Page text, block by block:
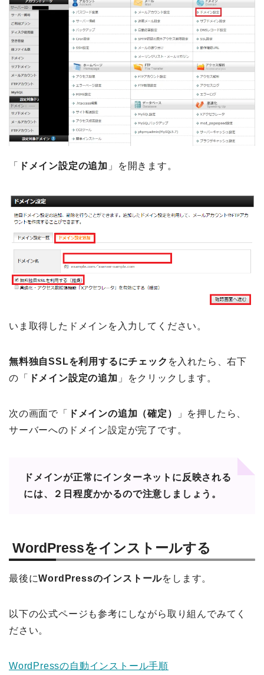
「 ドメイン設定の追加 」を開きます。
いま取得したドメインを入力してください。
無料独自SSLを利用するにチェック を入れたら、右下
の「
ドメイン設定の追加 」をクリックします。
次の画面で「 ドメインの追加（確定）
」を押したら、
サーバーへのドメイン設定が完了です。
ドメインが正常にインターネットに反映される
には、２日程度かかるので注意しましょう。
WordPressをインストールする
最後にWordPressのインストールをします。
以下の公式ページも参考にしながら取り組んでみてく
ださい。
WordPressの自動インストール手順